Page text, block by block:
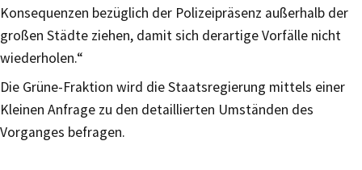
Konsequenzen bezüglich der Polizeipräsenz außerhalb der
großen Städte ziehen, damit sich derartige Vorfälle nicht
wiederholen.“
Die Grüne-Fraktion wird die Staatsregierung mittels einer
Kleinen Anfrage zu den detaillierten Umständen des
Vorganges befragen.